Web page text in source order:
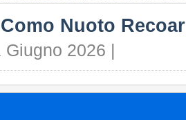
Nuoto
2026 |